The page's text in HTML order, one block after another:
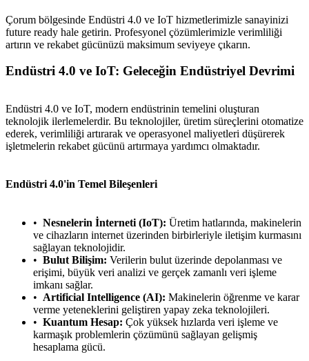
Çorum bölgesinde Endüstri 4.0 ve IoT hizmetlerimizle sanayinizi
future ready hale getirin. Profesyonel çözümlerimizle verimliliği
artırın ve rekabet gücünüzü maksimum seviyeye çıkarın.
Endüstri 4.0 ve IoT: Geleceğin Endüstriyel Devrimi
Endüstri 4.0 ve IoT, modern endüstrinin temelini oluşturan
teknolojik ilerlemelerdir. Bu teknolojiler, üretim süreçlerini otomatize
ederek, verimliliği artırarak ve operasyonel maliyetleri düşürerek
işletmelerin rekabet gücünü artırmaya yardımcı olmaktadır.
Endüstri 4.0'in Temel Bileşenleri
Nesnelerin İnterneti (IoT): Üretim hatlarında, makinelerin
ve cihazların internet üzerinden birbirleriyle iletişim kurmasını
sağlayan teknolojidir.
Bulut Bilişim: Verilerin bulut üzerinde depolanması ve
erişimi, büyük veri analizi ve gerçek zamanlı veri işleme
imkanı sağlar.
Artificial Intelligence (AI): Makinelerin öğrenme ve karar
verme yeteneklerini geliştiren yapay zeka teknolojileri.
Kuantum Hesap: Çok yüksek hızlarda veri işleme ve
karmaşık problemlerin çözümünü sağlayan gelişmiş
hesaplama gücü.